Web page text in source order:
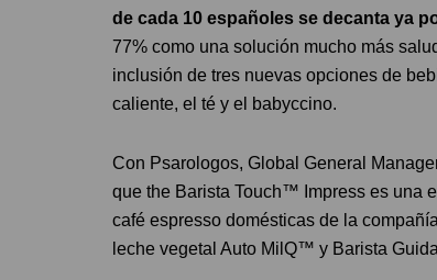
de cada 10 españoles se decanta ya
77% como una solución mucho más
inclusión de tres nuevas opciones de
caliente, el té y el babyccino.
Con Psarologos, Global General
que the Barista Touch™ Impress es una
café espresso domésticas de la
leche vegetal Auto MilQ™ y Barista